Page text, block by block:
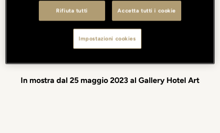
In mostra dal 25 maggio 2023 al Gallery Hotel Art
Rifiuta tutti Accetta tutti i cookie
Impostazioni cookies